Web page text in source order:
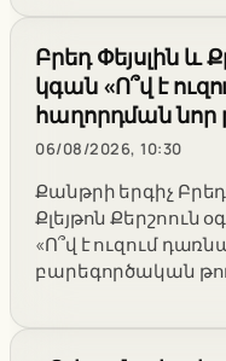
Բրեդ Փեյսլին և
կգան «Ո՞վ է
հաղորդման
06/08/2026, 10:30
Քանթրի երգիչ Բրեդ
Քլեյթոն Քերշոուն
«Ո՞վ է ուզում
բարեգործական